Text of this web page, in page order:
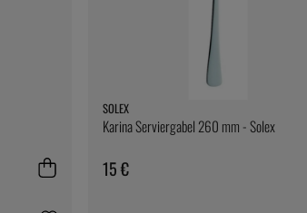
SOLEX
Karina Serviergabel 260 mm - Solex
15 €